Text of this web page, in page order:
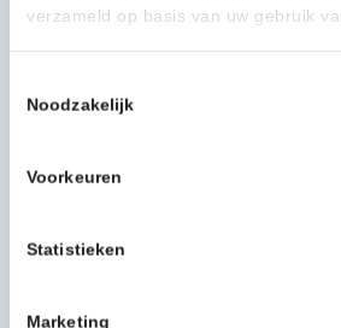
verzameld op basis van uw gebruik
Noodzakelijk
Voorkeuren
Statistieken
Marketing
Beschrijving
Met de afsluitplaat voor de 500ml MQ
uw zeepdispenser een verrassend
Hoe intensief u de 500 ml MQ
de afsluitplaat van MediQo-line blijft
topconditie. De afsluitplaat
schadelijke invloeden van buitenaf.